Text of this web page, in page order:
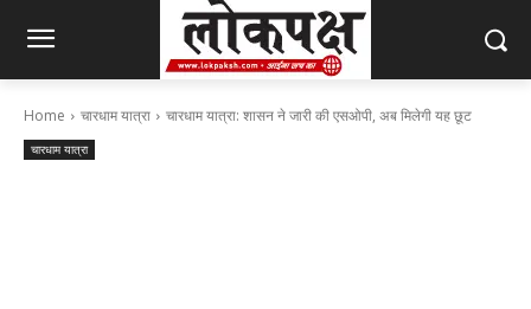
Home चारधाम यात्रा चारधाम यात्रा: शासन ने जारी की एसओपी, अब मिलेगी यह छूट
चारधाम यात्रा